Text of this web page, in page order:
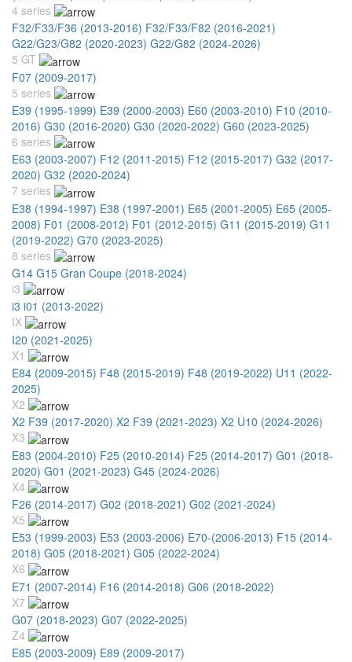
4 series
F32/F33/F36 (2013-2016) F32/F33/F82 (2016-2021)
G22/G23/G82 (2020-2023) G22/G82 (2024-2026)
5 GT
F07 (2009-2017)
5 series
E39 (1995-1999) E39 (2000-2003) E60 (2003-2010) F10 (2010-
2016) G30 (2016-2020) G30 (2020-2022) G60 (2023-2025)
6 series
E63 (2003-2007) F12 (2011-2015) F12 (2015-2017) G32 (2017-
2020) G32 (2020-2024)
7 series
E38 (1994-1997) E38 (1997-2001) E65 (2001-2005) E65 (2005-
2008) F01 (2008-2012) F01 (2012-2015) G11 (2015-2019) G11
(2019-2022) G70 (2023-2025)
8 series
G14 G15 Gran Coupe (2018-2024)
i3
i3 i01 (2013-2022)
IX
I20 (2021-2025)
X1
E84 (2009-2015) F48 (2015-2019) F48 (2019-2022) U11 (2022-
2025)
X2
X2 F39 (2017-2020) X2 F39 (2021-2023) X2 U10 (2024-2026)
X3
E83 (2004-2010) F25 (2010-2014) F25 (2014-2017) G01 (2018-
2020) G01 (2021-2023) G45 (2024-2026)
X4
F26 (2014-2017) G02 (2018-2021) G02 (2021-2024)
X5
E53 (1999-2003) E53 (2003-2006) E70-(2006-2013) F15 (2014-
2018) G05 (2018-2021) G05 (2022-2024)
X6
E71 (2007-2014) F16 (2014-2018) G06 (2018-2022)
X7
G07 (2018-2023) G07 (2022-2025)
Z4
E85 (2003-2009) E89 (2009-2017)